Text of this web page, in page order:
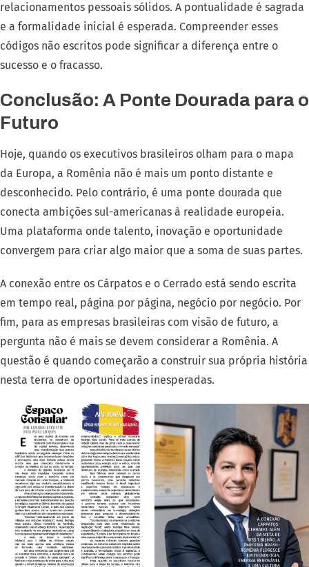
relacionamentos pessoais sólidos. A pontualidade é sagrada
e a formalidade inicial é esperada. Compreender esses
códigos não escritos pode significar a diferença entre o
sucesso e o fracasso.
Conclusão: A Ponte Dourada para o
Futuro
Hoje, quando os executivos brasileiros olham para o mapa
da Europa, a Romênia não é mais um ponto distante e
desconhecido. Pelo contrário, é uma ponte dourada que
conecta ambições sul-americanas à realidade europeia.
Uma plataforma onde talento, inovação e oportunidade
convergem para criar algo maior que a soma de suas partes.
A conexão entre os Cárpatos e o Cerrado está sendo escrita
em tempo real, página por página, negócio por negócio. Por
fim, para as empresas brasileiras com visão de futuro, a
pergunta não é mais se devem considerar a Romênia. A
questão é quando começarão a construir sua própria história
nesta terra de oportunidades inesperadas.